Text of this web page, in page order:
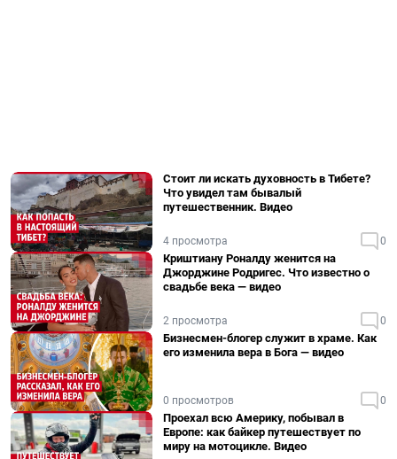
Стоит ли искать духовность в Тибете?
Что увидел там бывалый
путешественник. Видео
4 просмотра 0
Криштиану Роналду женится на
Джорджине Родригес. Что известно о
свадьбе века — видео
2 просмотра 0
Бизнесмен-блогер служит в храме. Как
его изменила вера в Бога — видео
0 просмотров 0
Проехал всю Америку, побывал в
Европе: как байкер путешествует по
миру на мотоцикле. Видео